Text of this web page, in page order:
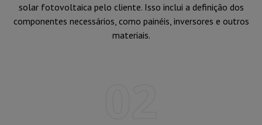
solar fotovoltaica pelo cliente. Isso inclui a definição dos
componentes necessários, como painéis, inversores e outros
materiais.